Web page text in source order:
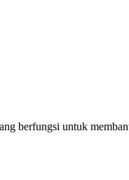
berfungsi untuk